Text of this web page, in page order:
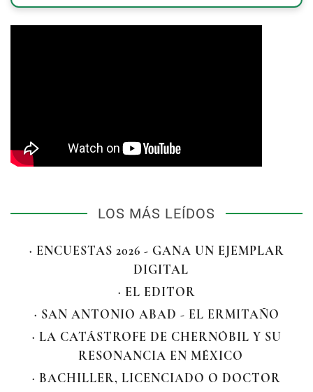
LOS MÁS LEÍDOS
· ENCUESTAS 2026 - GANA UN EJEMPLAR
DIGITAL
· EL EDITOR
· SAN ANTONIO ABAD - EL ERMITAÑO
· LA CATÁSTROFE DE CHERNÓBIL Y SU
RESONANCIA EN MÉXICO
· BACHILLER, LICENCIADO O DOCTOR